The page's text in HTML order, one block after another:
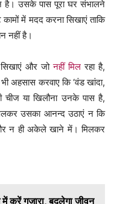
है। उसके पास पूरा घर संभालने
में मदद करना सिखाएं ताकि
नहीं है।
सिखाएं और जोनहीं मिल रहा है,
अहसास करवाए कि ‘वंड खांदा,
चीज या खिलौना उनके पास है,
उसका आनन्द उठाएं न कि
न ही अकेले खाने में। मिलकर
गुजारा, बदलेगा जीवन